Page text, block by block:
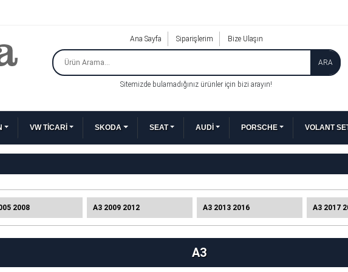
Ana Sayfa Siparişlerim Bize Ulaşın
ARA
Sitemizde bulamadığınız ürünler için bizi arayın!
VW TİCARİ SKODA SEAT AUDİ PORSCHE VOLANT
2008 A3 2009 2012 A3 2013 2016 A3 2017
A3